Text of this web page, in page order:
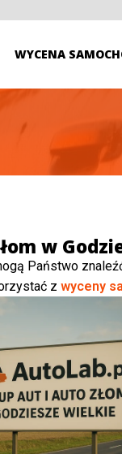
WYCENA
w
Państwo
z wyceny